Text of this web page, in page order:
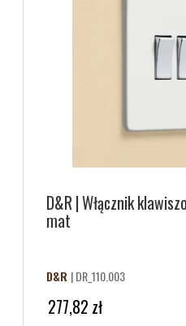
D&R | Włącznik
mat
D&R | DR_110.003
277,82 zł